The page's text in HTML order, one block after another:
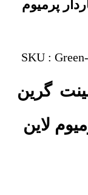
لایف کد 2128 شیاردار پرمیوم
SKU :
گرین